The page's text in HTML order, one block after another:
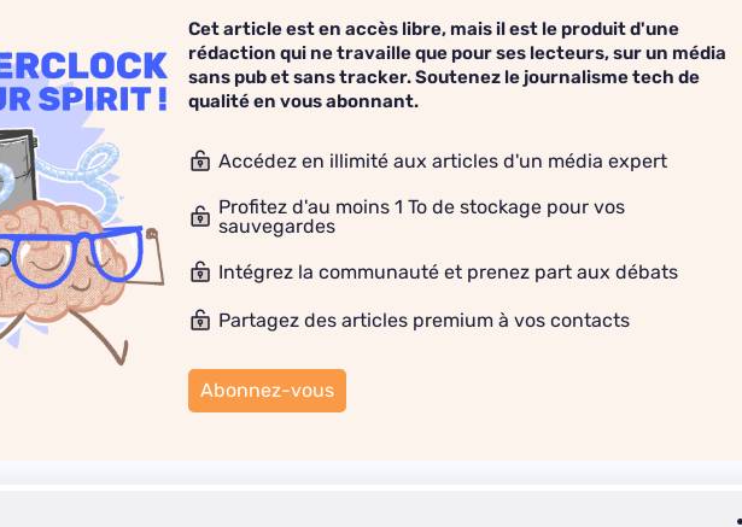
Cet article est en accès libre, mais il est le produit d'une
rédaction qui ne travaille que pour ses lecteurs, sur un média
sans pub et sans tracker. Soutenez le journalisme tech de
qualité en vous abonnant.
Accédez en illimité aux articles d'un média expert
Profitez d'au moins 1 To de stockage pour vos
sauvegardes
Intégrez la communauté et prenez part aux débats
Partagez des articles premium à vos contacts
Abonnez-vous